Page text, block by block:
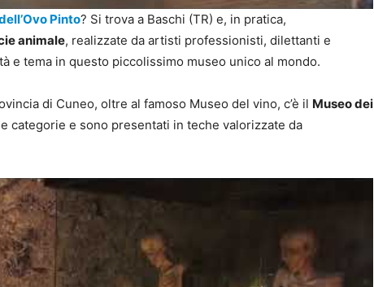
Pinto? Si trova a Baschi (TR) e, in pratica,
animale, realizzate da artisti professionisti, dilettanti e
e tema in questo piccolissimo museo unico al mondo.
di Cuneo, oltre al famoso Museo del vino, c’è il Museo dei
categorie e sono presentati in teche valorizzate da